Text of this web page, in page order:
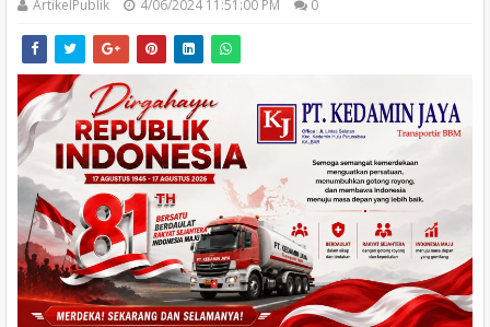
ArtikelPublik 4/06/2024 11:51:00 PM 0